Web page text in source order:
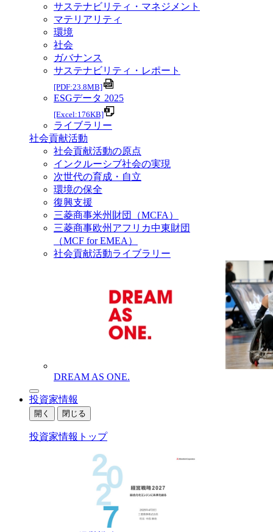
サステナビリティ・マネジメント
マテリアリティ
環境
社会
ガバナンス
サステナビリティ・レポート
[PDF:23.8MB]
ESGデータ 2025
[Excel:176KB]
ライブラリー
社会貢献活動
社会貢献活動の原点
インクルーシブ社会の実現
次世代の育成・自立
環境の保全
復興支援
三菱商事米州財団（MCFA）
三菱商事欧州アフリカ中東財団
（MCF for EMEA）
社会貢献活動ライブラリー
DREAM AS ONE.
投資家情報
開く 閉じる
投資家情報トップ